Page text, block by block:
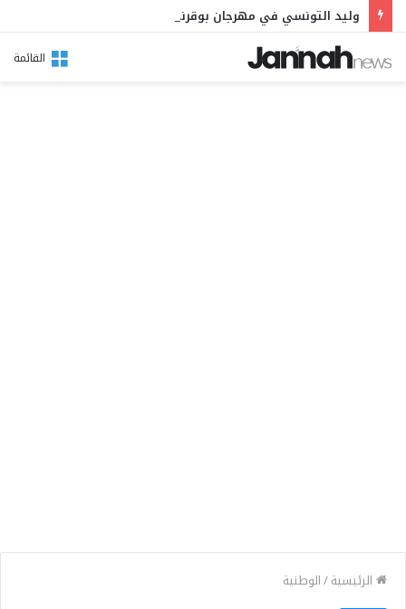
القائمة
الرئيسية/الوطنية